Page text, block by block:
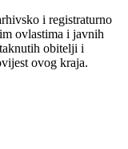
i registraturno
ovlastima i javnih
obitelji i
ovog kraja.